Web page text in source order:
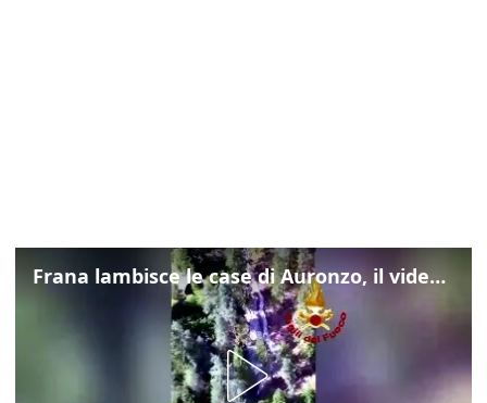
Frana lambisce le case di Auronzo, il video dall'elicottero dei vigili del fuoco